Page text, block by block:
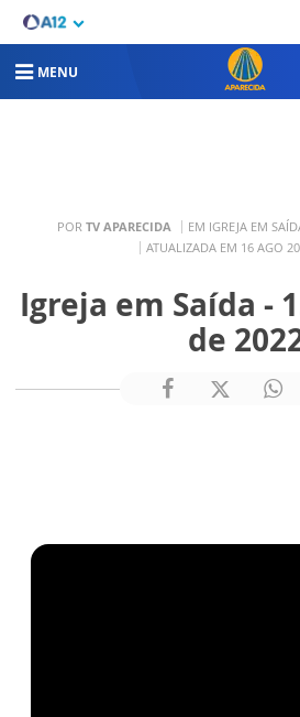
MENU
POR TV APARECIDA EM IGREJA EM
ATUALIZADA EM 16 AGO
Igreja em Saída -
de